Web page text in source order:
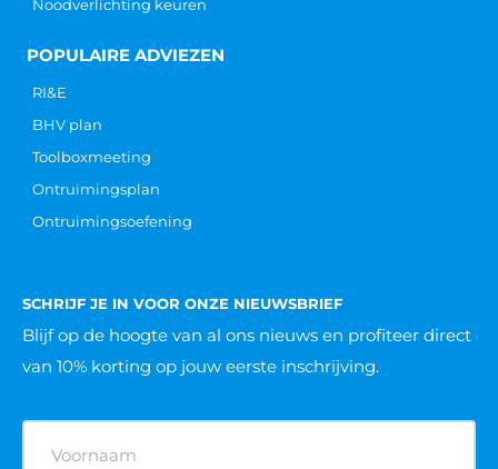
KVK: 6292 5202
BTW: NL 855 017 193 B01
IBAN: NL 95 INGB 000 680 5479
Fysieke ARBO pas aanvragen
BHV cursus
Reachtruck cursus